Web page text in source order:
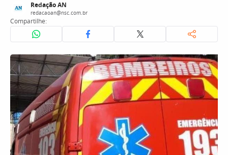
Redação AN
redacaoan@nsc.com.br
Compartilhe: